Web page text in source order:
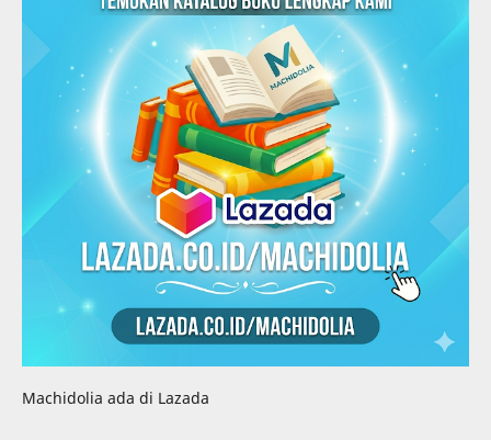
Machidolia ada di Lazada